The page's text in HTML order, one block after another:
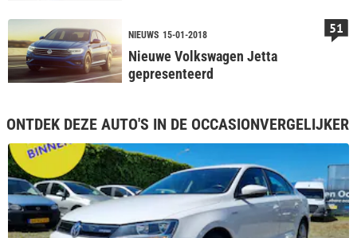
NIEUWS 15-01-2018
Nieuwe Volkswagen Jetta
gepresenteerd
51
ONTDEK DEZE AUTO'S IN DE OCCASIONVERGELIJKER